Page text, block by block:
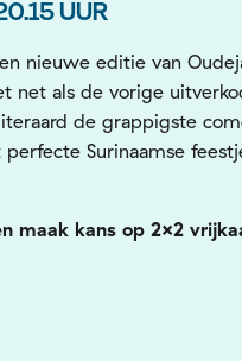
UUR
nieuwe editie van
net als de vorige
de grappigste
Surinaamse
maak kans op 2×2